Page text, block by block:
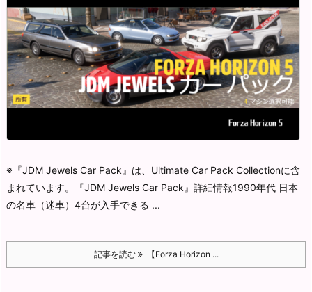
※『JDM Jewels Car Pack』は、Ultimate Car Pack Collectionに含
まれています。
『JDM Jewels Car Pack』詳細情報1990年代 日本
の名車（迷車）4台が入手できる ...
記事を読む 【Forza Horizon ...